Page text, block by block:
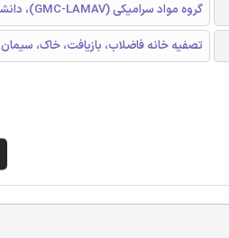
گروه مواد سرامیکی (GMC-LAMAV)، دانشگاه ایالتی شمالی فلومیننزه برزیل
تصفیه خانه فاضلاب، بازیافت، خاک، سیمان